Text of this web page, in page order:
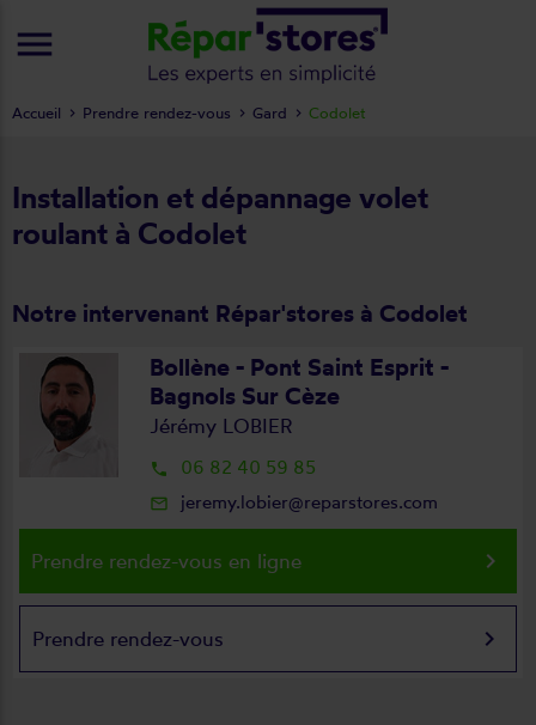
Installation et dépannage volet
roulant à Codolet
Notre intervenant Répar'stores à Codolet
Bollène - Pont Saint Esprit -
Bagnols Sur Cèze
Jérémy LOBIER
local_phone 06 82 40 59 85
mail_outline jeremy.lobier@reparstores.com
Prendre rendez-vous en ligne keyboard_arrow_right
Prendre rendez-vous keyboard_arrow_right
Accueil Prendre rendez-vous Gard Codolet
menu